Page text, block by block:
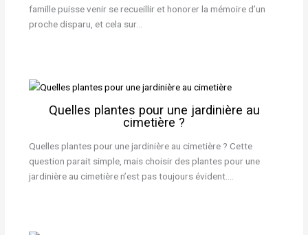
famille puisse venir se recueillir et honorer la mémoire d’un
proche disparu, et cela sur…
Quelles plantes pour une jardinière au
cimetière ?
Quelles plantes pour une jardinière au cimetière ? Cette
question parait simple, mais choisir des plantes pour une
jardinière au cimetière n’est pas toujours évident.…